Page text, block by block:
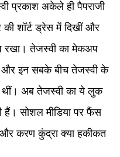
प्रकाश अकेले ही पैपराजी
शॉर्ट ड्रेस में दिखीं और
रखा। तेजस्वी का मेकअप
इन सबके बीच तेजस्वी के
थीं। अब तेजस्वी का ये लुक
हैं। सोशल मीडिया पर फैंस
करण कुंद्रा क्या हकीकत